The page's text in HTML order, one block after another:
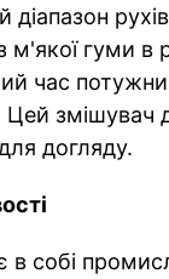
м'якої гуми
час
змішувач
догляду.
собі